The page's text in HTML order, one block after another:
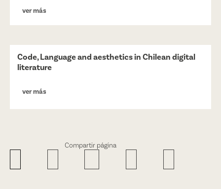
ver más
Code, Language and aesthetics in Chilean digital
literature
ver más
Compartir página